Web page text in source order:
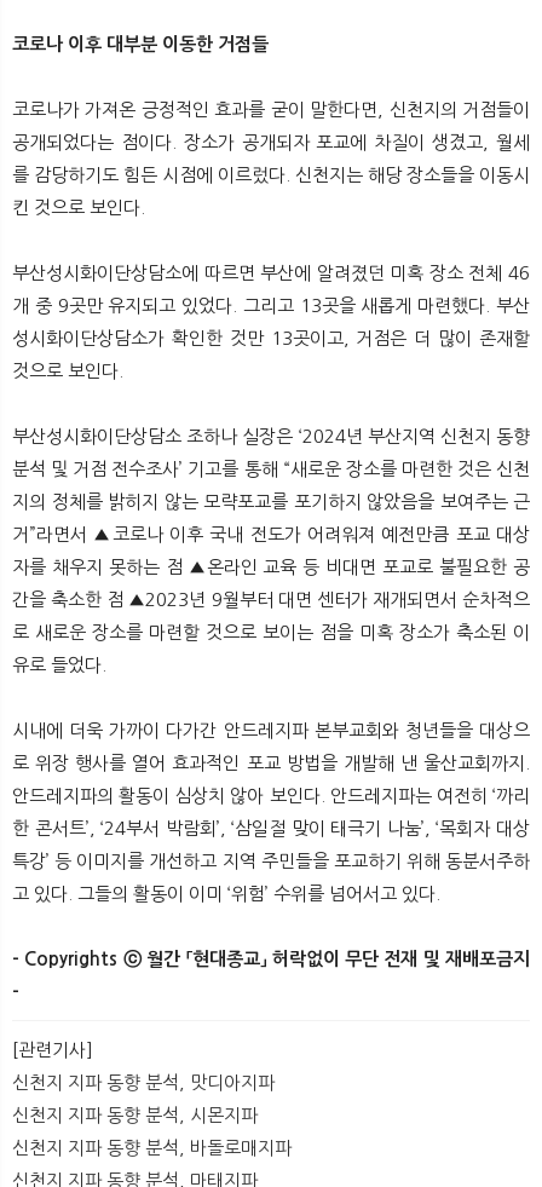
코로나 이후 대부분 이동한 거점들
코로나가 가져온 긍정적인 효과를 굳이 말한다면, 신천지의 거점들이
공개되었다는 점이다. 장소가 공개되자 포교에 차질이 생겼고, 월세
를 감당하기도 힘든 시점에 이르렀다. 신천지는 해당 장소들을 이동시
킨 것으로 보인다.
부산성시화이단상담소에 따르면 부산에 알려졌던 미혹 장소 전체 46
개 중 9곳만 유지되고 있었다. 그리고 13곳을 새롭게 마련했다. 부산
성시화이단상담소가 확인한 것만 13곳이고, 거점은 더 많이 존재할
것으로 보인다.
부산성시화이단상담소 조하나 실장은 ‘2024년 부산지역 신천지 동향
분석 및 거점 전수조사’ 기고를 통해 “새로운 장소를 마련한 것은 신천
지의 정체를 밝히지 않는 모략포교를 포기하지 않았음을 보여주는 근
거”라면서 ▲코로나 이후 국내 전도가 어려워져 예전만큼 포교 대상
자를 채우지 못하는 점 ▲온라인 교육 등 비대면 포교로 불필요한 공
간을 축소한 점 ▲2023년 9월부터 대면 센터가 재개되면서 순차적으
로 새로운 장소를 마련할 것으로 보이는 점을 미혹 장소가 축소된 이
유로 들었다.
시내에 더욱 가까이 다가간 안드레지파 본부교회와 청년들을 대상으
로 위장 행사를 열어 효과적인 포교 방법을 개발해 낸 울산교회까지.
안드레지파의 활동이 심상치 않아 보인다. 안드레지파는 여전히 ‘까리
한 콘서트’, ‘24부서 박람회’, ‘삼일절 맞이 태극기 나눔’, ‘목회자 대상
특강’ 등 이미지를 개선하고 지역 주민들을 포교하기 위해 동분서주하
고 있다. 그들의 활동이 이미 ‘위험’ 수위를 넘어서고 있다.
- Copyrights ⓒ 월간 「현대종교」 허락없이 무단 전재 및 재배포금지
-​
[관련기사]
신천지 지파 동향 분석, 맛디아지파
신천지 지파 동향 분석, 시몬지파
신천지 지파 동향 분석, 바돌로매지파
신천지 지파 동향 분석, 마태지파